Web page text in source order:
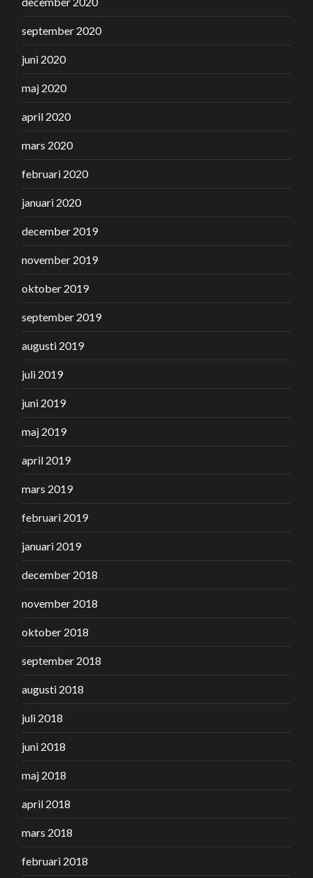
september 2020
juni 2020
maj 2020
april 2020
mars 2020
februari 2020
januari 2020
december 2019
november 2019
oktober 2019
september 2019
augusti 2019
juli 2019
juni 2019
maj 2019
april 2019
mars 2019
februari 2019
januari 2019
december 2018
november 2018
oktober 2018
september 2018
augusti 2018
juli 2018
juni 2018
maj 2018
april 2018
mars 2018
februari 2018